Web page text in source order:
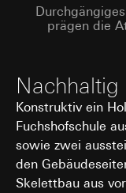
prägen die
Konstruktiv ein
Fuchshofschule
sowie zwei
den
Skelettbau aus